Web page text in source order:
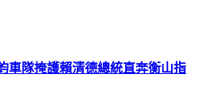
車隊掩護賴清德總統直奔衡山指